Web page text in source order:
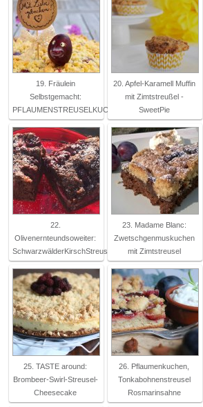
19. Fräulein
Selbstgemacht:
PFLAUMENSTREUSELKUCHEN
20. Apfel-Karamell Muffin
mit Zimtstreußel -
SweetPie
22.
Olivenernteundsoweiter:
SchwarzwälderKirschStreuse
23. Madame Blanc:
Zwetschgenmuskuchen
mit Zimtstreusel
25. TASTE around:
Brombeer-Swirl-Streusel-
Cheesecake
26. Pflaumenkuchen,
Tonkabohnenstreusel
Rosmarinsahne